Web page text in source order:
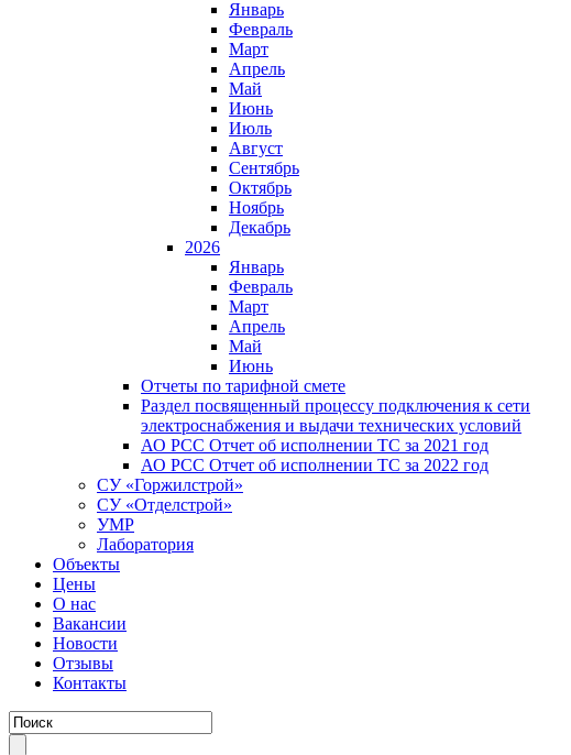
Январь
Февраль
Март
Апрель
Май
Июнь
Июль
Август
Сентябрь
Октябрь
Ноябрь
Декабрь
2026
Январь
Февраль
Март
Апрель
Май
Июнь
Отчеты по тарифной смете
Раздел посвященный процессу подключения к сети
электроснабжения и выдачи технических условий
АО РСС Отчет об исполнении ТС за 2021 год
АО РСС Отчет об исполнении ТС за 2022 год
СУ «Горжилстрой»
СУ «Отделстрой»
УМР
Лаборатория
Объекты
Цены
О нас
Вакансии
Новости
Отзывы
Контакты